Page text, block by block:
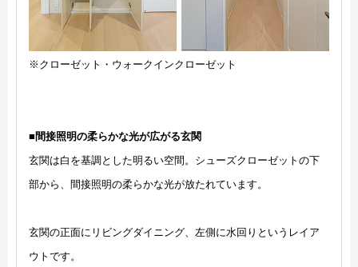
※クローゼット・ウォークインクローゼット
■間接照明の柔らかな光が広がる玄関
玄関は白を基調とした明るい空間。シューズクローゼットの下
部から、間接照明の柔らかな光が放たれています。
玄関の正面にリビングダイニング、左側に水回りというレイア
ウトです。